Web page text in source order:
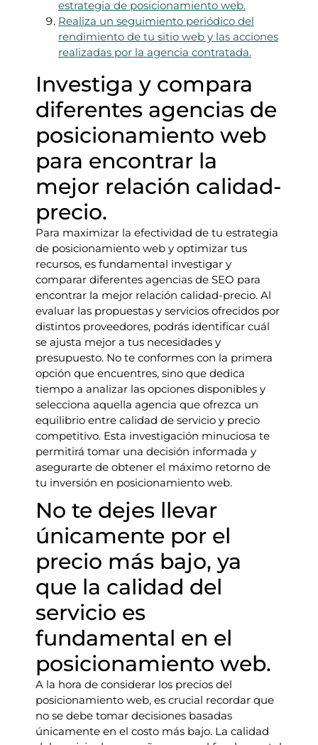
estrategia de posicionamiento web.
Realiza un seguimiento periódico del
rendimiento de tu sitio web y las acciones
realizadas por la agencia contratada.
Investiga y compara
diferentes agencias de
posicionamiento web
para encontrar la
mejor relación calidad-
precio.
Para maximizar la efectividad de tu estrategia
de posicionamiento web y optimizar tus
recursos, es fundamental investigar y
comparar diferentes agencias de SEO para
encontrar la mejor relación calidad-precio. Al
evaluar las propuestas y servicios ofrecidos por
distintos proveedores, podrás identificar cuál
se ajusta mejor a tus necesidades y
presupuesto. No te conformes con la primera
opción que encuentres, sino que dedica
tiempo a analizar las opciones disponibles y
selecciona aquella agencia que ofrezca un
equilibrio entre calidad de servicio y precio
competitivo. Esta investigación minuciosa te
permitirá tomar una decisión informada y
asegurarte de obtener el máximo retorno de
tu inversión en posicionamiento web.
No te dejes llevar
únicamente por el
precio más bajo, ya
que la calidad del
servicio es
fundamental en el
posicionamiento web.
A la hora de considerar los precios del
posicionamiento web, es crucial recordar que
no se debe tomar decisiones basadas
únicamente en el costo más bajo. La calidad